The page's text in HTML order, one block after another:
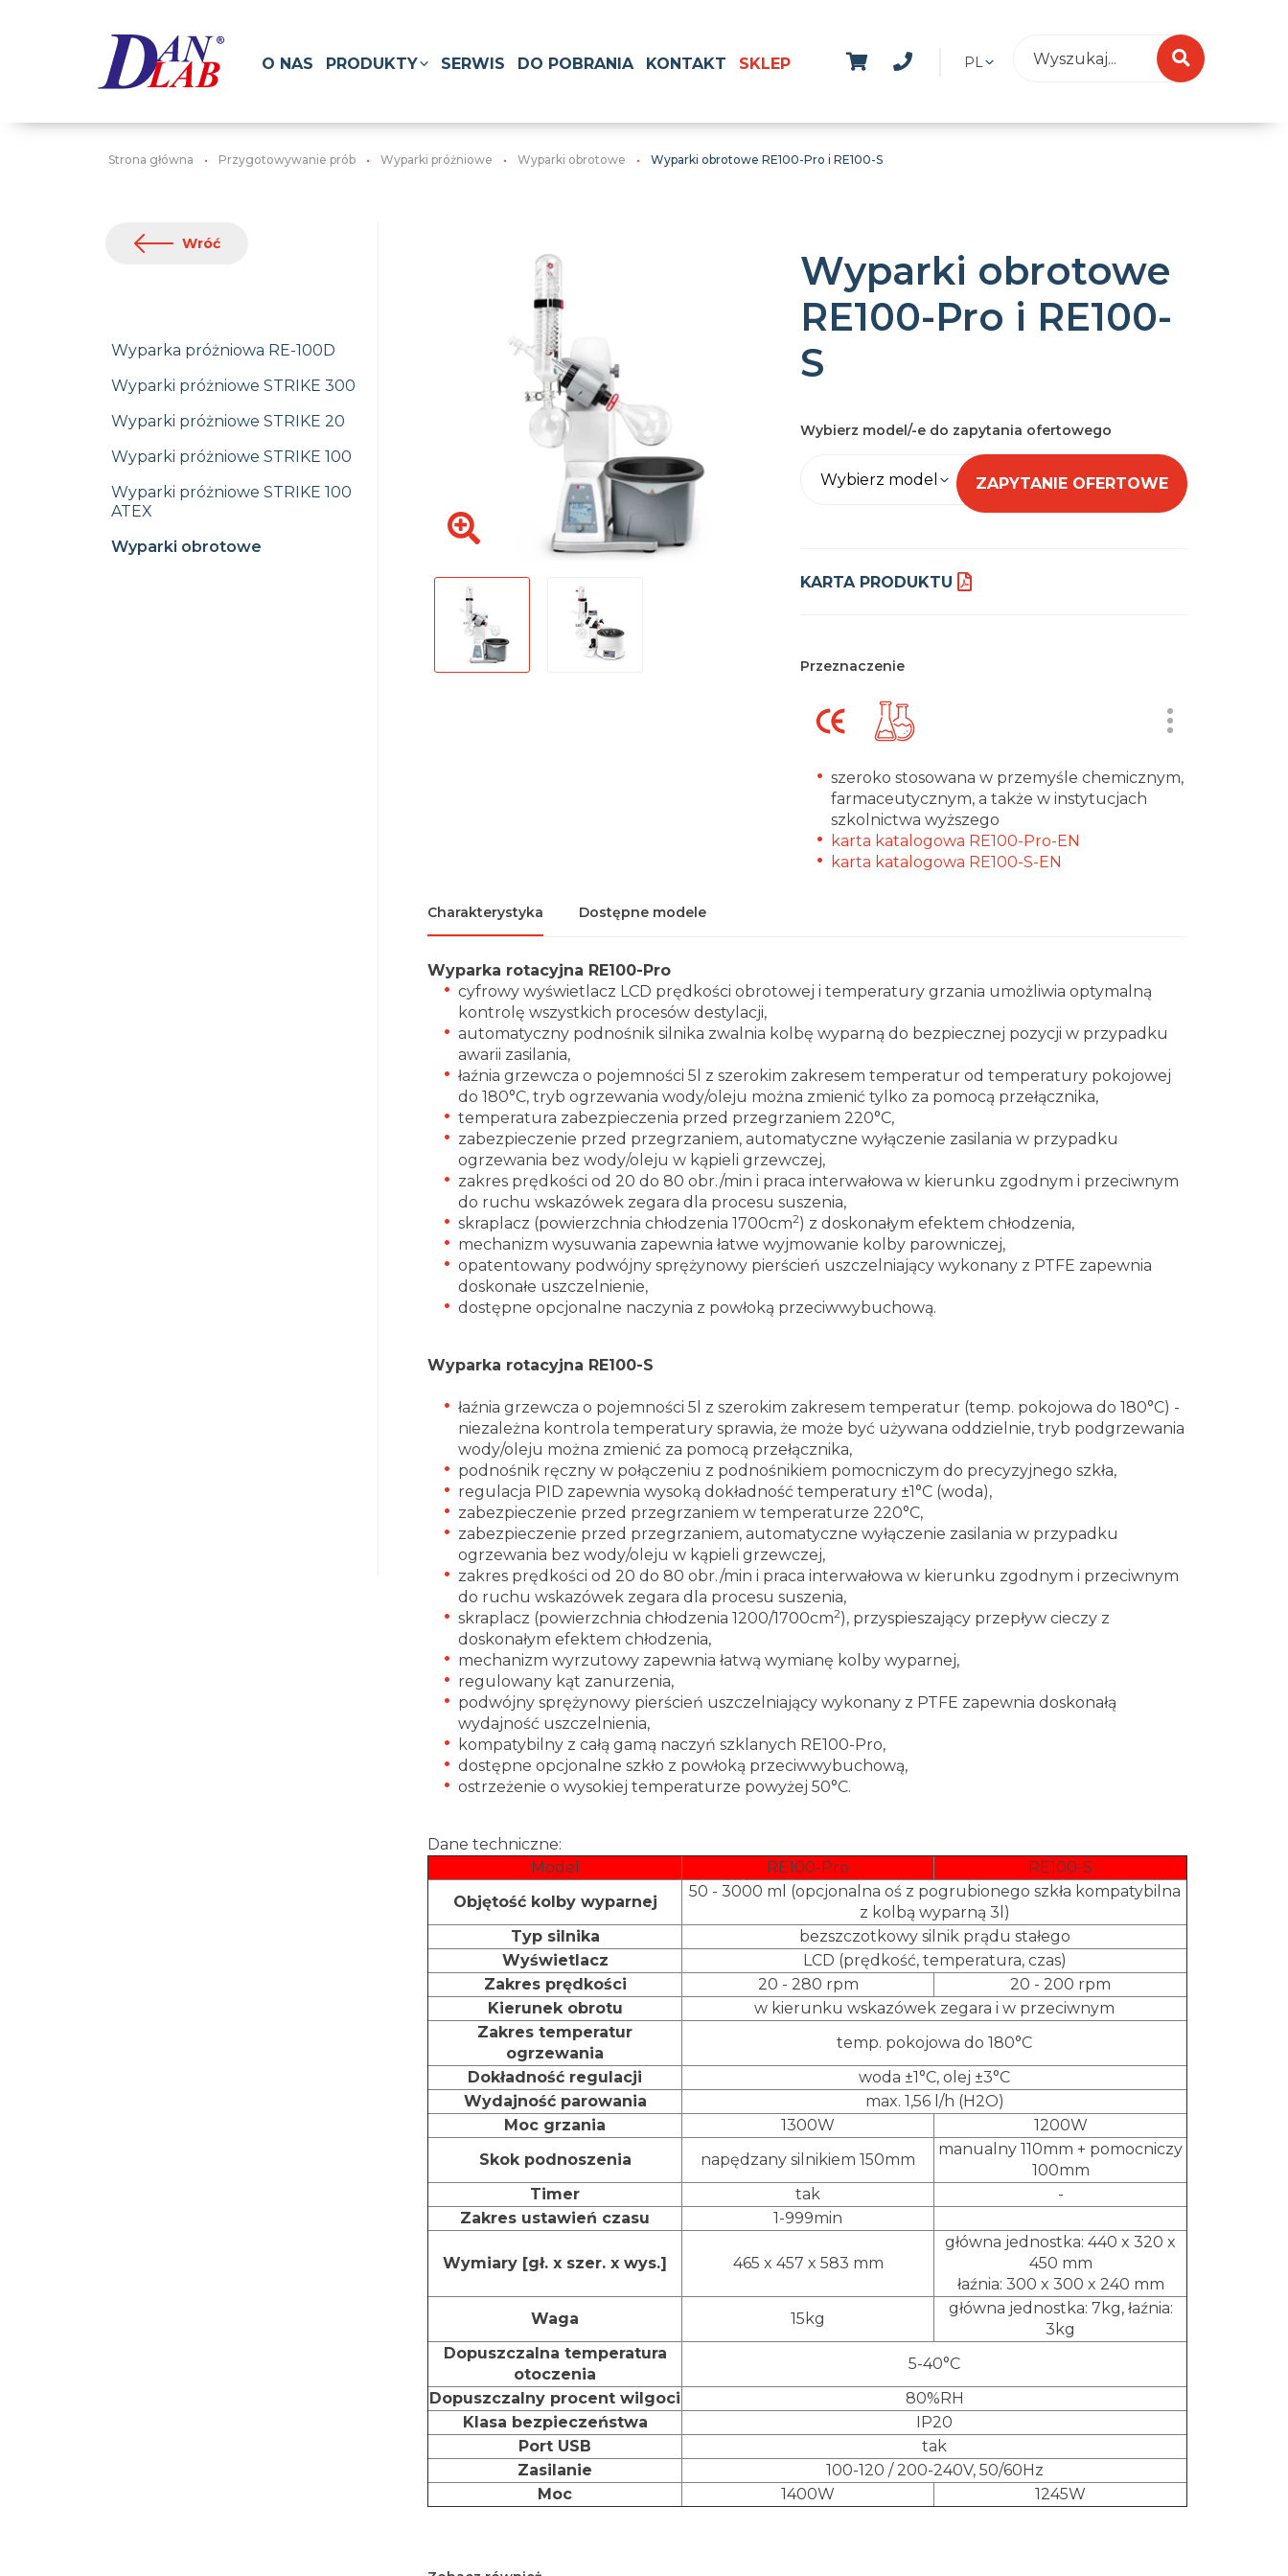
PL
O NAS PRODUKTY SERWIS DO POBRANIA KONTAKT SKLEP
Strona główna Przygotowywanie prób Wyparki próżniowe Wyparki obrotowe Wyparki obrotowe RE100-Pro i RE100-S
Wróć
Wyparka próżniowa RE-100D
Wyparki próżniowe STRIKE 300
Wyparki próżniowe STRIKE 20
Wyparki próżniowe STRIKE 100
Wyparki próżniowe STRIKE 100
ATEX
Wyparki obrotowe
Wyparki obrotowe
RE100-Pro i RE100-
S
Wybierz model/-e do zapytania ofertowego
Wybierz model ZAPYTANIE OFERTOWE
KARTA PRODUKTU
Przeznaczenie
szeroko stosowana w przemyśle chemicznym,
farmaceutycznym, a także w instytucjach
szkolnictwa wyższego
karta katalogowa RE100-Pro-EN
karta katalogowa RE100-S-EN
Charakterystyka Dostępne modele
Wyparka rotacyjna RE100-Pro
cyfrowy wyświetlacz LCD prędkości obrotowej i temperatury grzania umożliwia optymalną
kontrolę wszystkich procesów destylacji,
automatyczny podnośnik silnika zwalnia kolbę wyparną do bezpiecznej pozycji w przypadku
awarii zasilania,
łaźnia grzewcza o pojemności 5l z szerokim zakresem temperatur od temperatury pokojowej
do 180°C, tryb ogrzewania wody/oleju można zmienić tylko za pomocą przełącznika,
temperatura zabezpieczenia przed przegrzaniem 220°C,
zabezpieczenie przed przegrzaniem, automatyczne wyłączenie zasilania w przypadku
ogrzewania bez wody/oleju w kąpieli grzewczej,
zakres prędkości od 20 do 80 obr./min i praca interwałowa w kierunku zgodnym i przeciwnym
do ruchu wskazówek zegara dla procesu suszenia,
skraplacz (powierzchnia chłodzenia 1700cm2) z doskonałym efektem chłodzenia,
mechanizm wysuwania zapewnia łatwe wyjmowanie kolby parowniczej,
opatentowany podwójny sprężynowy pierścień uszczelniający wykonany z PTFE zapewnia
doskonałe uszczelnienie,
dostępne opcjonalne naczynia z powłoką przeciwwybuchową.
Wyparka rotacyjna RE100-S
łaźnia grzewcza o pojemności 5l z szerokim zakresem temperatur (temp. pokojowa do 180°C) -
niezależna kontrola temperatury sprawia, że może być używana oddzielnie, tryb podgrzewania
wody/oleju można zmienić za pomocą przełącznika,
podnośnik ręczny w połączeniu z podnośnikiem pomocniczym do precyzyjnego szkła,
regulacja PID zapewnia wysoką dokładność temperatury ±1°C (woda),
zabezpieczenie przed przegrzaniem w temperaturze 220°C,
zabezpieczenie przed przegrzaniem, automatyczne wyłączenie zasilania w przypadku
ogrzewania bez wody/oleju w kąpieli grzewczej,
zakres prędkości od 20 do 80 obr./min i praca interwałowa w kierunku zgodnym i przeciwnym
do ruchu wskazówek zegara dla procesu suszenia,
skraplacz (powierzchnia chłodzenia 1200/1700cm2), przyspieszający przepływ cieczy z
doskonałym efektem chłodzenia,
mechanizm wyrzutowy zapewnia łatwą wymianę kolby wyparnej,
regulowany kąt zanurzenia,
podwójny sprężynowy pierścień uszczelniający wykonany z PTFE zapewnia doskonałą
wydajność uszczelnienia,
kompatybilny z całą gamą naczyń szklanych RE100-Pro,
dostępne opcjonalne szkło z powłoką przeciwwybuchową,
ostrzeżenie o wysokiej temperaturze powyżej 50°C.
Dane techniczne:
Model
RE100-Pro
RE100-S
Objętość kolby wyparnej
50 - 3000 ml (opcjonalna oś z pogrubionego szkła kompatybilna
z kolbą wyparną 3l)
Typ silnika
bezszczotkowy silnik prądu stałego
Wyświetlacz
LCD (prędkość, temperatura, czas)
Zakres prędkości
20 - 280 rpm
20 - 200 rpm
Kierunek obrotu
w kierunku wskazówek zegara i w przeciwnym
Zakres temperatur
ogrzewania
temp. pokojowa do 180°C
Dokładność regulacji
woda ±1°C, olej ±3°C
Wydajność parowania
max. 1,56 l/h (H2O)
Moc grzania
1300W
1200W
Skok podnoszenia
napędzany silnikiem 150mm
manualny 110mm + pomocniczy
100mm
Timer
tak
-
Zakres ustawień czasu
1-999min
Wymiary [gł. x szer. x wys.] 465 x 457 x 583 mm
główna jednostka: 440 x 320 x
450 mm
łaźnia: 300 x 300 x 240 mm
Waga
15kg
główna jednostka: 7kg, łaźnia:
3kg
Dopuszczalna temperatura
otoczenia
5-40°C
Dopuszczalny procent wilgoci
80%RH
Klasa bezpieczeństwa
IP20
Port USB
tak
Zasilanie
100-120 / 200-240V, 50/60Hz
Moc
1400W 1245W